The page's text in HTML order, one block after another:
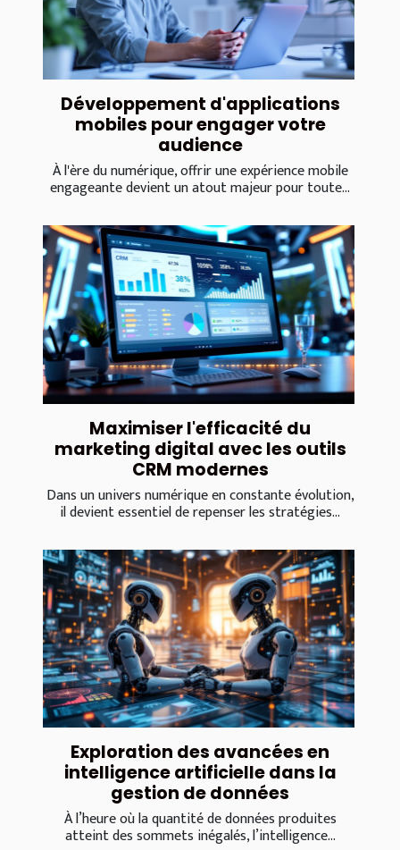
Développement d'applications
mobiles pour engager votre
audience
À l'ère du numérique, offrir une expérience mobile
engageante devient un atout majeur pour toute...
Maximiser l'efficacité du
marketing digital avec les outils
CRM modernes
Dans un univers numérique en constante évolution,
il devient essentiel de repenser les stratégies...
Exploration des avancées en
intelligence artificielle dans la
gestion de données
À l’heure où la quantité de données produites
atteint des sommets inégalés, l’intelligence...